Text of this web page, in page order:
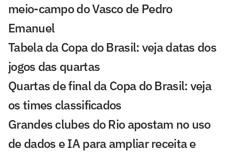
meio-campo do Vasco de Pedro
Emanuel
Tabela da Copa do Brasil: veja datas dos
jogos das quartas
Quartas de final da Copa do Brasil: veja
os times classificados
Grandes clubes do Rio apostam no uso
de dados e IA para ampliar receita e